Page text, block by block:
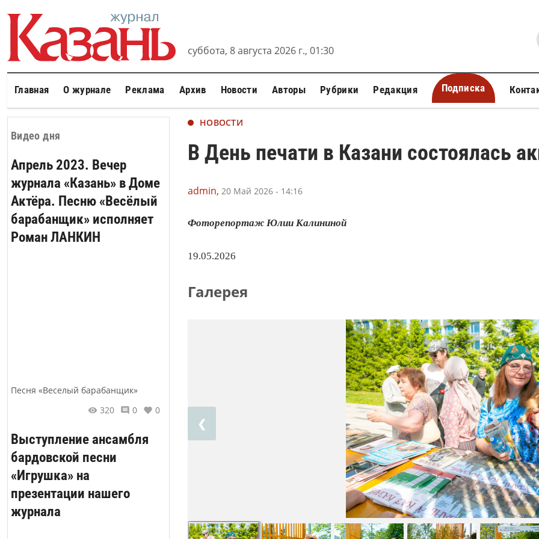
суббота, 8 августа 2026 г., 01:30
Главная О журнале Реклама Архив Новости Авторы Рубрики Редакция Подписка
Видео дня
Апрель 2023. Вечер
журнала «Казань» в Доме
Актёра. Песню «Весёлый
барабанщик» исполняет
Роман ЛАНКИН
Песня «Веселый барабанщик»
320
0 0
Выступление ансамбля
бардовской песни
«Игрушка» на
презентации нашего
журнала
НОВОСТИ
В День печати в Казани состоялась
admin, 20 Май 2026 - 14:16
Фоторепортаж Юлии Калининой
19.05.2026
Галерея
❮